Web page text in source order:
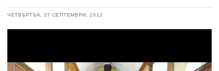
ЧЕТВЪРТЪК, 27 СЕПТЕМВРИ, 2012